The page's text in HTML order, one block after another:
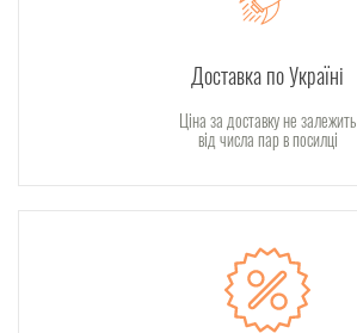
Доставка по Україні
Ціна за доставку не залежить
від числа пар в посилці